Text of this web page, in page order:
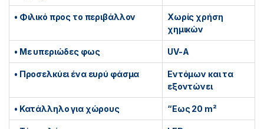
• Φιλικό προς το περιβάλλον
Χωρίς χρήση
χημικών
• Με υπεριώδες φως UV-Α
• Προσελκύει ένα ευρύ φάσμα
Εντόμων και τα
εξοντώνει
• Κατάλληλο για χώρους “Εως 20 m²